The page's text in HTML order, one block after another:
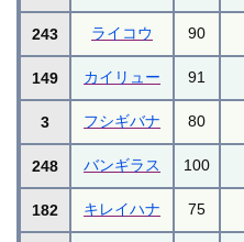
243 ライコウ 90
149 カイリュー 91
3 フシギバナ 80
248 バンギラス 100
182 キレイハナ 75